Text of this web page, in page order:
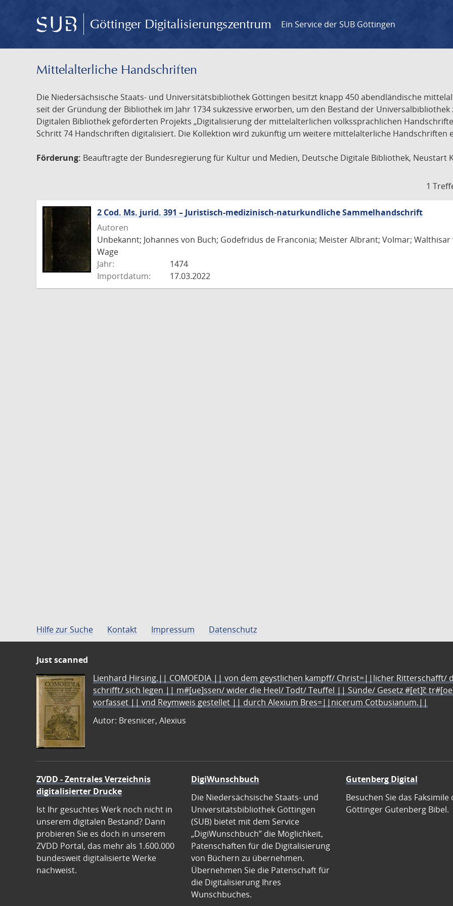
Göttinger Digitalisierungszentrum Ein Service der SUB Göttingen
Mittelalterliche Handschriften
Die Niedersächsische Staats- und Universitätsbibliothek Göttingen besitzt knapp 450 abendländische
seit der Gründung der Bibliothek im Jahr 1734 sukzessive erworben, um den Bestand der
Digitalen Bibliothek geförderten Projekts „Digitalisierung der mittelalterlichen volkssprachlichen
Schritt 74 Handschriften digitalisiert. Die Kollektion wird zukünftig um weitere mittelalterliche Handschriften
Förderung: Beauftragte der Bundesregierung für Kultur und Medien, Deutsche Digitale Bibliothek,
1
2 Cod. Ms. jurid. 391 – Juristisch-medizinisch-naturkundliche Sammelhandschrift
Autoren
Unbekannt; Johannes von Buch; Godefridus de Franconia; Meister Albrant; Volmar;
Wage
Jahr:
1474
Importdatum:
17.03.2022
Hilfe zur Suche Kontakt Impressum Datenschutz
Just scanned
Lienhard Hirsing.|| COMOEDIA || von dem geystlichen kampff/ Christ=||licher Ritterschafft/
schrifft/ sich legen || m#[ue]ssen/ wider die Heel/ Todt/ Teuffel || Sünde/ Gesetz #[et]c̃
vorfasset || vnd Reymweis gestellet || durch Alexium Bres=||nicerum Cotbusianum.||
Autor: Bresnicer, Alexius
ZVDD - Zentrales Verzeichnis
digitalisierter Drucke
Ist Ihr gesuchtes Werk noch nicht in
unserem digitalen Bestand? Dann
probieren Sie es doch in unserem
ZVDD Portal, das mehr als 1.600.000
bundesweit digitalisierte Werke
nachweist.
DigiWunschbuch
Die Niedersächsische Staats- und
Universitätsbibliothek Göttingen
(SUB) bietet mit dem Service
„DigiWunschbuch” die Möglichkeit,
Patenschaften für die Digitalisierung
von Büchern zu übernehmen.
Übernehmen Sie die Patenschaft für
die Digitalisierung Ihres
Wunschbuches.
Gutenberg Digital
Besuchen Sie das Faksimile
Göttinger Gutenberg Bibel.